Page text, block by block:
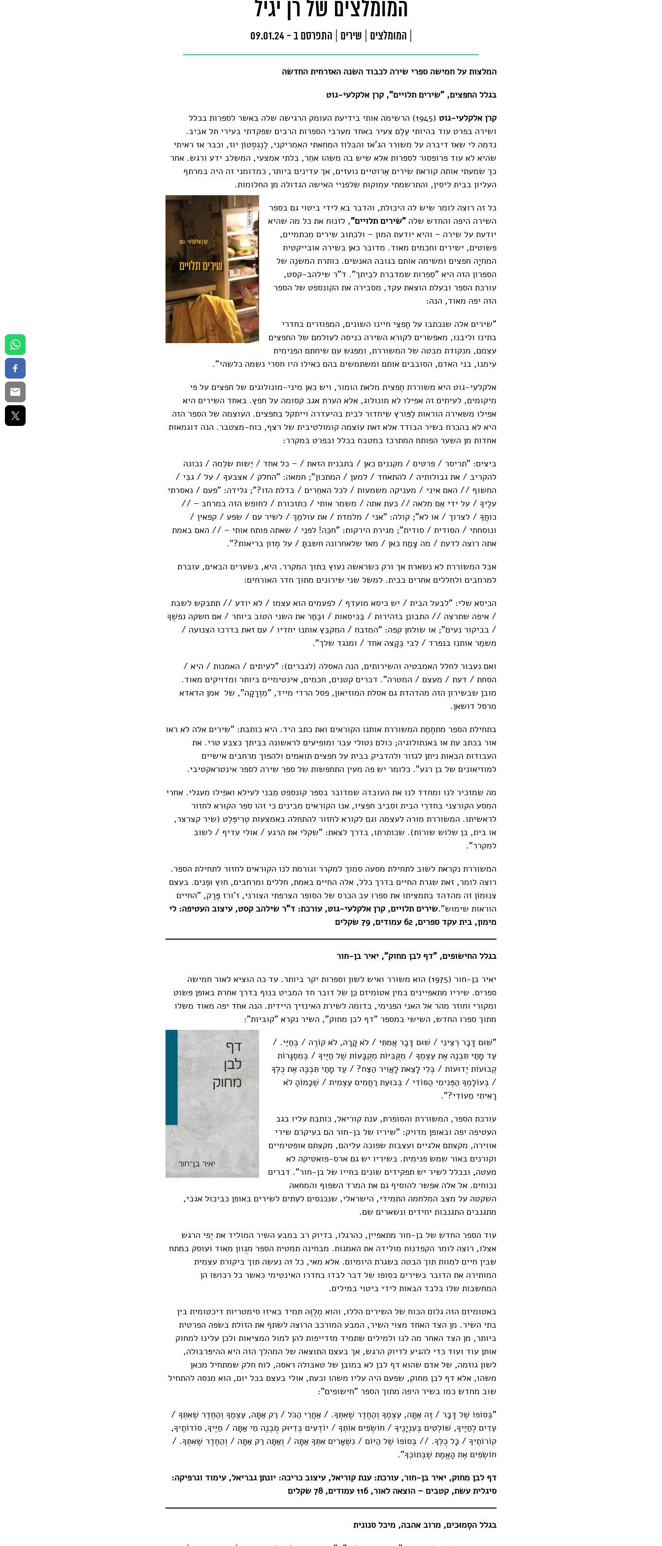
המומלצים של רן יגיל
המומלצים | שירים התפרסם ב - 09.01.24
המלצות על חמישה ספרי שירה לכבוד השנה האזרחית החדשה
בגלל החפצים, "שירים תלויים", קרן אלקלעי-גוט
קרן אלקלעי-גוט
(1945) הרשימה אותי בידיעת העומק הרגישה שלה באשר לספרות בכלל
ושירה בפרט עוד בהיותי עֶלֶם צעיר באחד מערבי הספרות הרבים שפקדתי בעירי תל אביב.
נדמה לי שאז דיברה על משורר הג'אז והבּלוז המחאתי האמריקני, לֶנְגְסְטוֹן יוּז, וכבר אז ראיתי
שהיא לא עוד פרופסור לספרות אלא שיש בה משהו אחֵר, בלתי אמצעי, המשלב ידע ורגש. אחר
כך שמעתי אותה קוראת שירים אֶרוטיים נועזים, אך עדינים ביותר, כמדומני זה היה במרתף
העליון בבית ליסין, והתרשמתי עמוקות שלפניי האישה הגדולה מן החלומות.
כל זה רוצה לומר שיש לה היכולת, והדבר בא לידי ביטוי גם בספר
השירה היפה והחדש שלה "שירים תלויים", לזנוח את כל מה שהיא
יודעת על שירה – והיא יודעת המון – ולכתוב שירים מִכתמיים,
פשוטים, ישירים וחכמים מאוד. מדובר כאן בשירה אובייקטית
המחיָה חפצים ומשימה אותם בגובה האנשים. כותרת המשנֶה של
הספרון הזה היא "סִפרות שמדברת לבֵיתך". ד"ר שילהב-קסט,
עורכת הספר ובעלת הוצאת עקד, מסבירה את הקונספט של הספר
הזה יפה מאוד, הנה:
"שירים אלה שנכתבו על חֶפצֵי חיינו השונים, המפוזרים בחדרי
בתינו וליבנו, מאפשרים לקורא השירה כניסה לעולמם של החפצים
עצמם, מנקודת מבטה של המשוררת, ומפגש עם שיחתם הפנימית
עימנו, בני האדם, הסובבים אותם ומשתמשים בהם כאילו היו חסרי נשמה כלשהי".
אלקלעי-גוט היא משוררת חֶפצית מלאת הומור, ויש כאן מיני-מונולוגים של חפצים על פי
מיקומים, לעיתים זה אפילו לא מונולוג, אלא הערת אגב קסומה על חפץ. באחד השירים היא
אפילו משאירה הוראות לַפּורץ שיחדור לבית בהיעדרה וייתקל בחפצים. העוצמה של הספר הזה
היא לא בהכרח בשיר הבודד אלא זאת עוצמה קומולטיבית של רצף, כוח-מצטבר. הנה דוגמאות
אחדות מן השער הפותח המתרכז במטבח בכלל ובפרט במקרר:
ביצים: "תריסר / פרטים / מקננים כאן / בתבנית הזאת / – כל אחד / יֵשות שלֵמה / נכונה
להקריב / את גבולותיה / להתאחד / למען / המתכון"; חמאה: "החלק / אצבעךָ / על / גבִּי /
החשוף // האם איני / מעניקה משמעות / לכל האחֵרים / בדלת הזו?"; גלידה: "פעם / נאסרתי
עלֶיךָ / על ידי אֵם מלאה // כעת אתה / משמר אותי / כתזכורת / לחופש הזה במרחב – //
כוחֲךָ / לצרוך / או לא"; קולה: "אני / מלמדת / את עולמֵךְ / לשיר עם / שפע / קפאין /
ונוסחתי / הסודית / סודית"; מגירת הירקות: "חכֵּה! לפנֵי / שאתה פותח אותי – // האם באמת
אתה רוצה לדעת / מה צָמַח כאן / מאז שלאחרונה חשבתָּ / על מְזון בריאות?".
אבל המשוררת לא נשארת אך ורק כשראשה נעוץ בתוך המקרר. היא, בשערים הבאים, עוברת
למרחבים ולחללים אחרים בבית. למשל שני שירונים מתוך חדר האורחים:
הכיסא שלי: "לבעל הבית / יש כיסא מועדף / לפעמים הוא עצמו / לא יודע // תתבקש לשבת
/ איפה שתרצה // התבונן בזהירות / בַּכּיסאות / וּבְחַר את השני הטוב ביותר / אם חשקה נפשְׁךָ
/ בביקור נעים"; או שולחן קפה: "המזבח / המקבֵּץ אותנו יחדיו / עם זאת בדרכו הצנועה /
משמֵר אותנו בנפרד / לִבּי בְּקָצה אחד / ומנגד שלך".
ואם נעבור לחלל האמבטיה והשירותים, הנה האסלה (לגברים): "לעיתים / האמנות / היא /
הסחת / דעת / מעצם / המטרה". דברים קטנים, חכמים, אינטימיים ביותר ומדויקים מאוד.
מובן שבשירון הזה מהדהדת גם אסלת המוזיאון, פסל הרדי מייד, "מִזְרָקָה", של אמן הדאדא
מרסל דושאן.
בתחילת הספר מתחֶמֶת המשוררת אותנו הקוראים ואת כתב היד. היא כותבת: "שירים אלה לא ראו
אור בכתב עת או באנתולוגיה; כולם נטולי עבר ומופיעים לראשונה בביתך כצבע טרי. את
העבודות הבאות ניתן לגזור ולהדביק בבית על חפצים תואמים ולהפוך מרחבים אישיים
למוזיאונים של בן רגע". כלומר יש פה מעין התחפשות של ספר שירה לספר אינטראקטיבי.
מה שמזכיר לנו ומחדד לנו את העובדה שמדובר בספר קונספט מִבני לעילא ואפילו מעגלי. אחרי
המסע הקורצני בחדרֵי הבית וסביב חפציו, אנו הקוראים מבינים כי זהו ספר הקורא לחזור
לראשיתו. המשוררת מורה לעצמה וגם לקורא לחזור להתחלה באמצעות טְרִיפְּלֶט (שיר קצרצר,
או בית, בן שלוש שורות). שכותרתו, בדרך לצאת: "שקלי את הרגע / אולי עדיף / לשוב
למקרר".
המשוררת נקראת לשוב לתחילת מסעה סמוך למקרר וגורמת לנו הקוראים לחזור לתחילת הספר.
רוצה לומר, זאת שגרת החיים בדרך כלל, אלה החיים באמת, חללים ומרחבים, חוץ וּפְנים. בעצם
צנוּמוֹן זה מהדהד בתמציתו את ספרו עב הכרס של הסופר הצרפתי הצורני, ז'ורז פֶּרֶק, "החיים
הוראות שימוש".שירים תלויים, קרן אלקלעי-גוט, עורכת: ד"ר שילהב קסט, עיצוב העטיפה: לי
מימון, בית עקד ספרים, 62 עמודים, 79 שקלים
בגלל החישופים, "דף לבן מחוק", יאיר בן-חור
יאיר בן-חור (1975) הוא משורר ואיש לשון וספרות יקר ביותר. עד כה הוציא לאור חמישה
ספרים. שיריו מתאפיינים במין אטומיזם כֵּן של דובר חד המביט בנוף בדרך אחרת באופן פשוט
ומקורי וחוזר מהר אל האני הפנימי, בדומה לשירת האינזיך היידית. הנה אחד יפה מאוד משלו
מתוך ספרו החדש, השישי במספר "דף לבן מחוק", השיר נקרא "קובּיות":
"שׁוּם דָּבָר רְצִינִי / שׁוּם דָּבָר אֲמִתִּי / לֹא קָרָה, לֹא קוֹרֶה / בְּחַיַּי. /
עַד מָתַי תִּבְנֶה אֶת עַצְמְךָ / מִקֻּבִּיּוֹת מְקֻבָּעוֹת שֶׁל חַיֶּיךָ / בְּמִסְגָּרוֹת
קְבוּעוֹת יְדוּעוֹת / בְּלִי לָצֵאת לָאֲוִיר הַצַּח? / עַד מָתַי תִּבְכֶּה אֶת כֻּלְּךָ
/ בְּעוֹלָמְךָ הַפְּנִימִי הַסּוֹדִי / בְּבוּעַת רַחֲמִים עַצְמִית / שֶׁכָּמוֹהָ לֹא
רָאִיתִי מֵעוֹדִי?".
עורכת הספר, המשוררת והסופרת, ענת קוריאל, כותבת עליו בגב
העטיפה יפה ובאופן מדויק: "שיריו של בן-חור הם בעיקרם שירי
אווירה, מקצתם אלגיים ועצבות שפוכה עליהם, מקצתם אופטימיים
וקורנים באור שמש פנימית. בשיריו יש גם ארס-פואטיקה לא
מעטה, ובכלל לשיר יש תפקידים שונים בחייו של בן-חור". דברים
נכוחים. אל אלה אפשר להוסיף גם את המרד השפוף והמחאה
השקטה על מצב המלחמה התמידי, הישראלי, שנכנסים לעִתים לשירים באופן כביכול אגבי,
מתגנבים התגנבות יחידים ונשארים שם.
עוד הספר החדש של בן-חור מתאפיין, כהרגלו, בדיוק רב במבע השיר המוליד את יְפי הרגש
אצלו, רוצה לומר הקפדנות מולידה את האמנות. מבחינה תמטית הספר מגֻוון מאוד ועוסק במתח
שבין חיים למוות תוך הבטה בשגרת היומיום. אלא מאי, כל זה נעשה תוך ביקורת עצמית
המותירה את הדובר בשירים בסופו של דבר לבדו בחדרו האינטימי כאשר כל רכושו הן
המחשבות שלו בלבד הבאות לידי ביטוי במילים.
באטומיזם הזה גלום הכוח של השירים הללו, והוא מְלֻוֶּה תמיד באיזו סימטריות דיכטומית בין
בתי השיר. מן הצד האחד מצוי השיר, המבע המורכב הרוצה לשתף את הזולת בשפה הפרטית
ביותר, מן הצד האחר מה לנו ולמילים שתמיד מזדייפות להן למול המציאות ולכן עלינו למחוק
אותן עוד ועוד כדי להגיע לדיוק הרגש, אך בעצם התוצאה של המהלך הזה היא ההיפּרבּולה,
לשון גוזמה, של אדם שהוא דף לבן לא במובן של טאבּולה ראסה, לוח חלק שמתחיל מכאן
משהו, אלא דף לבן מחוק, שפעם היה עליו משהו וכעת, אולי בעצם בכל יום, הוא מנסה להתחיל
שוב מחדש כמו בשיר היפה מתוך הספר "חישופים":
"בְּסוֹפוֹ שֶׁל דָּבָר / זֶה אַתָּה, עַצְמְךָ וְהַחֶדֶר שֶׁאִתְּךָ. / אַחֲרֵי הַכֹּל / רַק אַתָּה, עַצְמְךָ וְהַחֶדֶר שֶׁאִתְּךָ /
עֵדִים לְחַיֶּיךָ, שׁוֹלְטִים בְּעִנְיָנֶיךָ / חוֹשְׂפִים אוֹתְךָ / יוֹדְעִים בְּדִיּוּק מֻבְנֶה מִי אַתָּה / חַיֶּיךָ, סוֹדוֹתֶיךָ,
קוֹרוֹתֶיךָ / כָּל כֻּלְּךָ. // בְּסוֹפוֹ שֶׁל הַיּוֹם / נִשְׁאָרִים אִתְּךָ אַתָּה / וְאַתָּה רַק אַתָּה / וְהַחֶדֶר שֶׁאִתְּךָ. /
חוֹשְׂפִים אֶת הָאֱמֶת שֶׁבְּתוֹכְךָ".
דף לבן מחוק, יאיר בן-חור, עורכת: ענת קוריאל, עיצוב כריכה: יונתן גבריאל, עימוד וגרפיקה:
סיגלית עשת, קטבים – הוצאה לאור, 116 עמודים, 78 שקלים
בגלל הסְמוּכים, מרוב אהבה, מיכל סנונית